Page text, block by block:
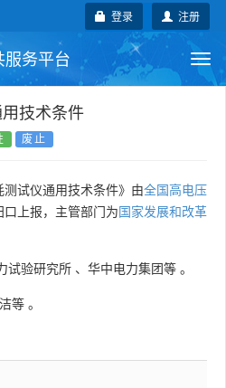
注册
登录
服务平台
业标准
委员会
技术条件
废止
试仪通用技术条件》由全国高电压
口上报，主管部门为国家发展和改革
试验研究所 、 华中电力集团等 。
等 。